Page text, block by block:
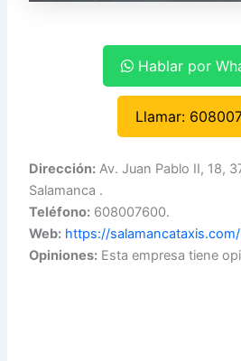
Hablar por
Llamar:
Dirección: Av. Juan Pablo II, 18,
Salamanca .
Teléfono: 608007600.
Web: https://salamancataxis.com/
Opiniones: Esta empresa tiene